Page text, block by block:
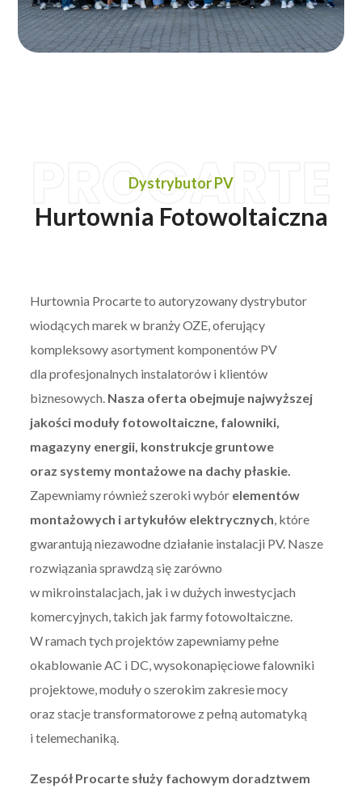
Dystrybutor PV
Hurtownia Fotowoltaiczna
PROCARTE
Hurtownia Procarte to autoryzowany dystrybutor
wiodących marek w branży OZE, oferujący
kompleksowy asortyment komponentów PV
dla profesjonalnych instalatorów i klientów
biznesowych. Nasza oferta obejmuje najwyższej
jakości moduły fotowoltaiczne, falowniki,
magazyny energii, konstrukcje gruntowe
oraz systemy montażowe na dachy płaskie.
Zapewniamy również szeroki wybór elementów
montażowych i artykułów elektrycznych, które
gwarantują niezawodne działanie instalacji PV. Nasze
rozwiązania sprawdzą się zarówno
w mikroinstalacjach, jak i w dużych inwestycjach
komercyjnych, takich jak farmy fotowoltaiczne.
W ramach tych projektów zapewniamy pełne
okablowanie AC i DC, wysokonapięciowe falowniki
projektowe, moduły o szerokim zakresie mocy
oraz stacje transformatorowe z pełnąautomatyką
i telemechaniką.
Zespół Procarte służy fachowym doradztwem